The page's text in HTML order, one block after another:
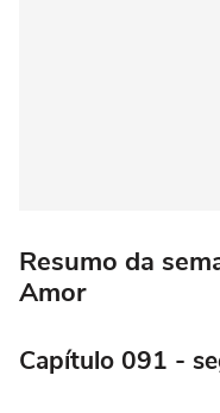
Resumo da
Amor
Capítulo 091 -